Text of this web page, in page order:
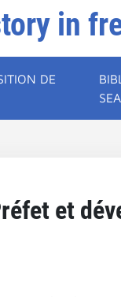
in
DE
et